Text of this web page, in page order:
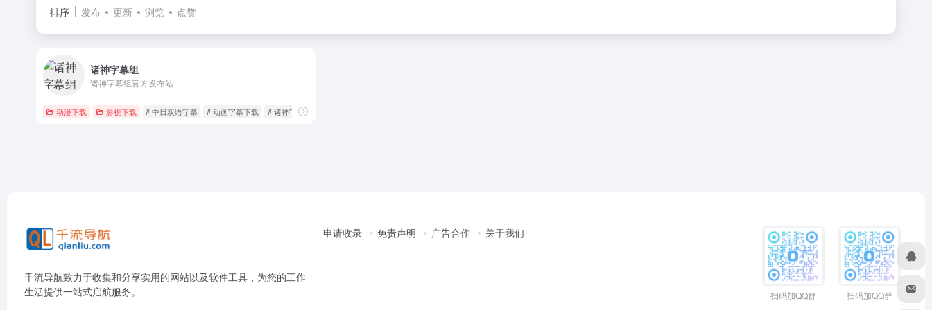
排序 发布 更新 浏览 点赞
诸神字幕组
诸神字幕组官方发布站
动漫下载 影视下载 # 中日双语字幕 # 动画字幕下载 # 诸神字幕组
千流导航致力于收集和分享实用的网站以及软件工具，为您的工作
生活提供一站式启航服务。
申请收录 免责声明 广告合作 关于我们
扫码加QQ群 扫码加QQ群